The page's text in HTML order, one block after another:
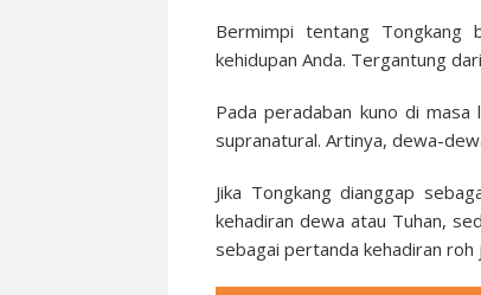
Bermimpi tentang Tongkang
kehidupan Anda. Tergantung
Pada peradaban kuno di masa
supranatural. Artinya, dewa-
Jika Tongkang dianggap
kehadiran dewa atau Tuhan,
sebagai pertanda kehadiran